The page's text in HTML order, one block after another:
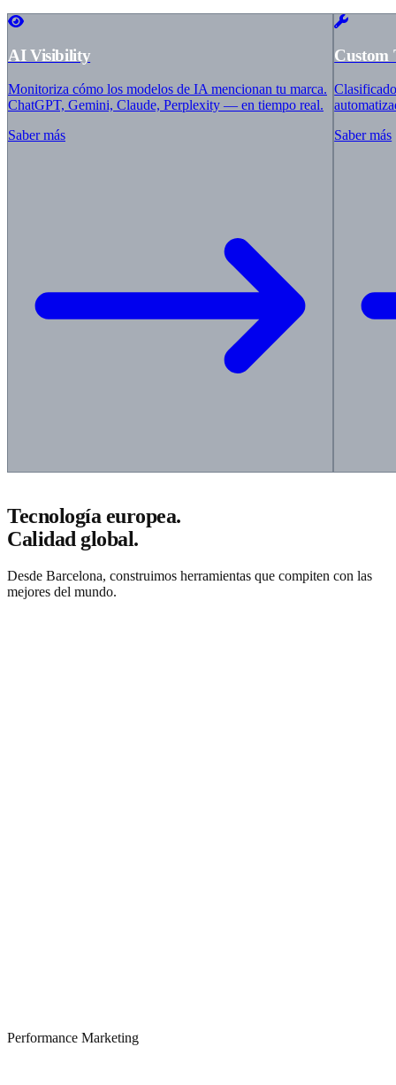
Barcelo
ABUS
HolzLand
Master Regale
auto europe
Balluff
ZGONC
bypillow
AI Visibility
Monitoriza cómo los modelos de IA mencionan tu marca.
ChatGPT, Gemini, Claude, Perplexity — en tiempo real.
Saber más
Custom
Saber más
Tecnología europea.
Calidad global.
Desde Barcelona, construimos herramientas que compiten con las
mejores del mundo.
Performance Marketing